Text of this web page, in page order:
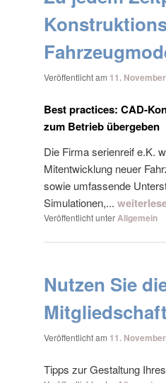
Veröffentlicht am 11.
Best practices: CAD-
zum Betrieb übergeben
Die Firma serienreif e.K.
Mitentwicklung neuer
sowie umfassende
Simulationen,...
Veröffentlicht unterAllgemein
Nutzen Sie
Veröffentlicht am 11.
Tipps zur Gestaltung